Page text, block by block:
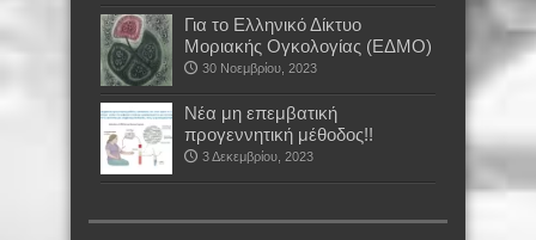
Για το Ελληνικό Δίκτυο
Μοριακής Ογκολογίας (ΕΔΜΟ)
30 Νοεμβρίου, 2023
Νέα μη επεμβατική
προγεννητική μέθοδος!!
3 Δεκεμβρίου, 2023